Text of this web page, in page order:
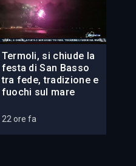
Termoli, si chiude la
festa di San Basso
tra fede, tradizione e
fuochi sul mare
22 ore fa